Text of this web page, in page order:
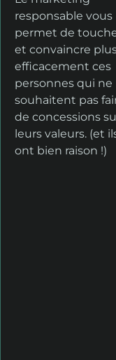
responsable vous
permet de
et convaincre
efficacement ces
personnes qui ne
souhaitent pas
de concessions
leurs valeurs. (et
ont bien raison !)